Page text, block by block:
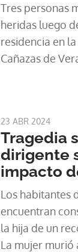
Tres personas
heridas luego
residencia en
Cañazas de
23 ABR 2024
Tragedia
dirigente
impacto
Los habitantes
encuentran
la hija de un
La mujer murió